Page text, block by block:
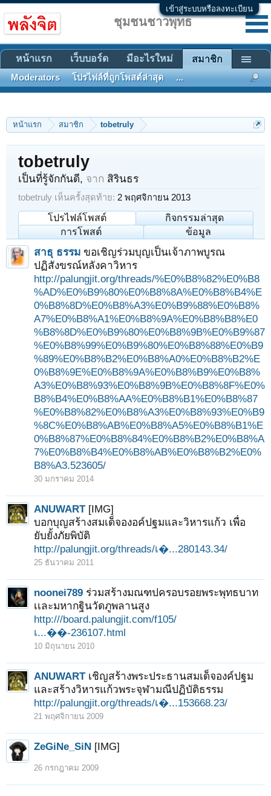
เข้าสู่ระบบหรือลงทะเบียน
หน้าแรก สมาชิก tobetruly
tobetruly
เป็นที่รู้จักกันดี, จาก สิรินธร
tobetruly เห็นครั้งสุดท้าย: 2 พฤศจิกายน 2013
โปรไฟล์โพสต์
กิจกรรมล่าสุด
การโพสต์
ข้อมูล
สาธุ ธรรม ขอเชิญร่วมบุญเป็นเจ้าภาพบูรณ
ปฏิสังขรณ์หลังคาวิหาร
http://palungjit.org/threads/%E0%B8%82%E0%B8
%AD%E0%B9%80%E0%B8%8A%E0%B8%B4%E
0%B8%8D%E0%B8%A3%E0%B9%88%E0%B8%
A7%E0%B8%A1%E0%B8%9A%E0%B8%B8%E0
%B8%8D%E0%B9%80%E0%B8%9B%E0%B9%87
%E0%B8%99%E0%B9%80%E0%B8%88%E0%B9
%89%E0%B8%B2%E0%B8%A0%E0%B8%B2%E
0%B8%9E%E0%B8%9A%E0%B8%B9%E0%B8%
A3%E0%B8%93%E0%B8%9B%E0%B8%8F%E0%
B8%B4%E0%B8%AA%E0%B8%B1%E0%B8%87
%E0%B8%82%E0%B8%A3%E0%B8%93%E0%B9
%8C%E0%B8%AB%E0%B8%A5%E0%B8%B1%E
0%B8%87%E0%B8%84%E0%B8%B2%E0%B8%A
7%E0%B8%B4%E0%B8%AB%E0%B8%B2%E0%
B8%A3.523605/
30 มกราคม 2014
ANUWART [IMG]
บอกบุญสร้างสมเด็จองอค์ปฐมและวิหารแก้ว เพื่อ
ยับยั้งภัยพิบัติ
http://palungjit.org/threads/เ�...280143.34/
25 ธันวาคม 2011
noonei789 ร่วมสร้างมณฑปครอบรอยพระพุทธบาท
เเละมหากฐินวัดภูพลานสูง
http:///board.palungjit.com/f105/
เ...��-236107.html
10 มิถุนายน 2010
ANUWART เชิญสร้างพระประธานสมเด็จองค์ปฐม
และสร้างวิหารแก้วพระจุฬามณีปฏิบัติธรรม
http://palungjit.org/threads/เ�...153668.23/
21 พฤศจิกายน 2009
ZeGiNe_SiN [IMG]
26 กรกฎาคม 2009
ชุมชนชาวพุทธ
หน้าแรก เว็บบอร์ด มีอะไรใหม่ สมาชิก
Moderators โปรไฟล์ที่ถูกโพสต์ล่าสุด ...